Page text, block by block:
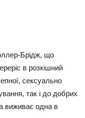
Брідж, що
в розкішний
сексуально
так і до добрих
виживає одна в